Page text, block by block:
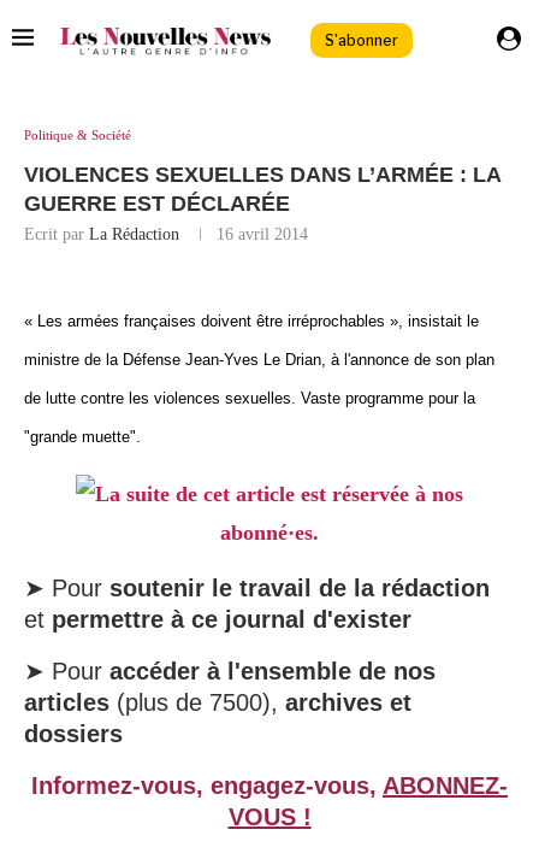
S'abonner
Politique & Société
VIOLENCES SEXUELLES DANS L’ARMÉE : LA
GUERRE EST DÉCLARÉE
Ecrit par La Rédaction 16 avril 2014
« Les armées françaises doivent être irréprochables », insistait le
ministre de la Défense Jean-Yves Le Drian, à l'annonce de son plan
de lutte contre les violences sexuelles. Vaste programme pour la
"grande muette".
La suite de cet article est réservée à nos
abonné·es.
➤ Pour soutenir le travail de la rédaction
et permettre à ce journal d'exister
➤ Pour accéder à l'ensemble de nos
articles (plus de 7500), archives et
dossiers
Informez-vous, engagez-vous, ABONNEZ-
VOUS !